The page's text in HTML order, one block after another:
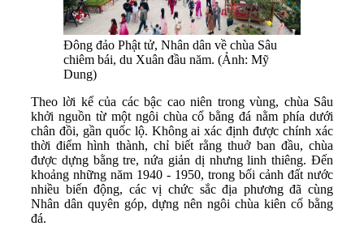
Đông đảo Phật tử, Nhân dân về chùa Sâu
chiêm bái, du Xuân đầu năm. (Ảnh: Mỹ
Dung)
Theo lời kể của các bậc cao niên trong vùng, chùa Sâu
khởi nguồn từ một ngôi chùa cổ bằng đá nằm phía dưới
chân đồi, gần quốc lộ. Không ai xác định được chính xác
thời điểm hình thành, chỉ biết rằng thuở ban đầu, chùa
được dựng bằng tre, nứa giản dị nhưng linh thiêng. Đến
khoảng những năm 1940 - 1950, trong bối cảnh đất nước
nhiều biến động, các vị chức sắc địa phương đã cùng
Nhân dân quyên góp, dựng nên ngôi chùa kiên cố bằng
đá.